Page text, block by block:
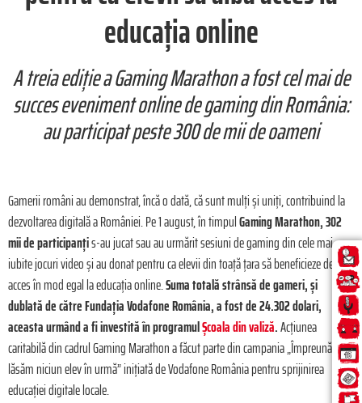
educația online
A treia ediție a Gaming Marathon a fost cel mai de
succes eveniment online de gaming din România:
au participat peste 300 de mii de oameni
Gamerii români au demonstrat, încă o dată, că sunt mulți și uniți, contribuind la
dezvoltarea digitală a României. Pe 1 august, în timpulGaming Marathon, 302
mii de participanțis-au jucat sau au urmărit sesiuni de gaming din cele mai
iubite jocuri video și au donat pentru ca elevii din toață țara să beneficieze de
acces în mod egal la educația online.Suma totală strânsă de gameri, și
dublată de către Fundația Vodafone România, a fost de 24.302 dolari,
aceasta urmând a fi investită în programulȘcoala din valiză.Acțiunea
caritabilă din cadrul Gaming Marathon a făcut parte din campania „Împreună nu
lăsăm niciun elev în urmă”inițiată de Vodafone România pentru sprijinirea
educației digitale locale.